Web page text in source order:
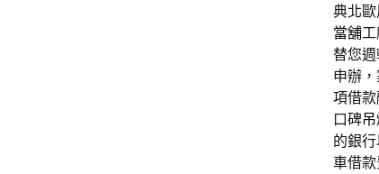
典北
當舖
替您
申辦
項借
口碑
的銀
車借